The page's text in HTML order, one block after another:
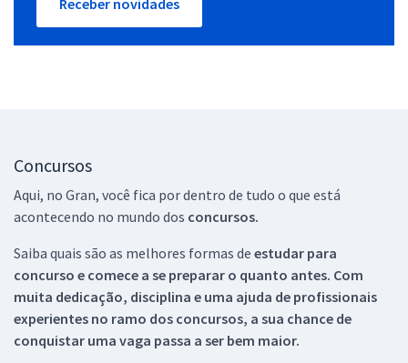
Concursos
Aqui, no Gran, você fica por dentro de tudo o que está
acontecendo no mundo dos concursos.
Saiba quais são as melhores formas de estudar para
concurso e comece a se preparar o quanto antes. Com
muita dedicação, disciplina e uma ajuda de profissionais
experientes no ramo dos concursos, a sua chance de
conquistar uma vaga passa a ser bem maior.